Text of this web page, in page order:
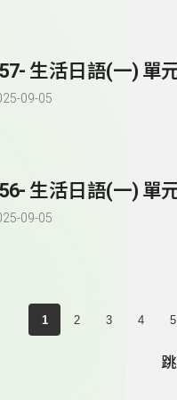
生活日語(一) 單
09-05
生活日語(一) 單
09-05
1 2 3 4 5